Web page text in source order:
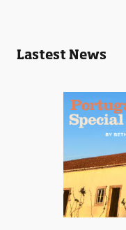
Lastest News